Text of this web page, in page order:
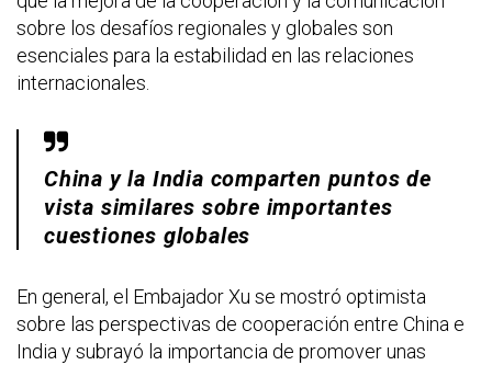
sobre los desafíos regionales y globales son
esenciales para la estabilidad en las relaciones
internacionales.
China y la India comparten puntos de
vista similares sobre importantes
cuestiones globales
En general, el Embajador Xu se mostró optimista
sobre las perspectivas de cooperación entre China e
India y subrayó la importancia de promover unas